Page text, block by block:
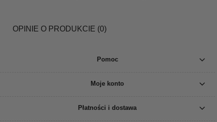
OPINIE O PRODUKCIE (0)
Pomoc
Moje konto
Płatności i dostawa